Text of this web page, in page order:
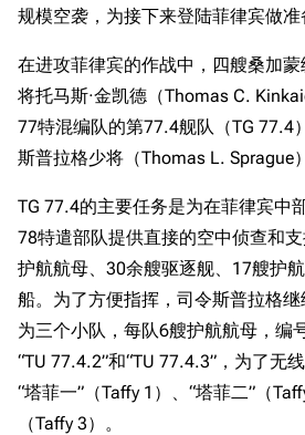
规模空袭，为接下来登陆菲律宾做准
在进攻菲律宾的作战中，四艘桑加
将托马斯·金凯德（Thomas C.
77特混编队的第77.4舰队（TG 77.4
斯普拉格少将（Thomas L. Sprague
TG 77.4的主要任务是为在菲律宾中
78特遣部队提供直接的空中侦查和
护航航母、30余艘驱逐舰、17艘护
船。为了方便指挥，司令斯普拉格
为三个小队，每队6艘护航航母，编
“TU 77.4.2”和“TU 77.4.3”，为了无
“塔菲一”（Taffy 1）、“塔菲二”（
（Taffy 3）。